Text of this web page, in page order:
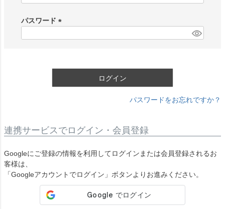
)
パスワード
ログイン
パスワードをお忘れですか？
連携サービスでログイン・会員登録
Googleにご登録の情報を利用してログインまたは会員登録されるお
客様は、
「Googleアカウントでログイン」ボタンよりお進みください。